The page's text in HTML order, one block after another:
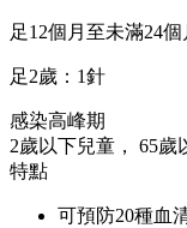
足12個月至未滿24
足2歲：1針
感染高峰期
2歲以下兒童， 65歲
特點
可預防20種血